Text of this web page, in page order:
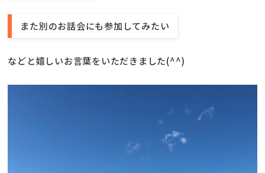
また別のお話会にも参加してみたい
などと嬉しいお言葉をいただきました(^^)